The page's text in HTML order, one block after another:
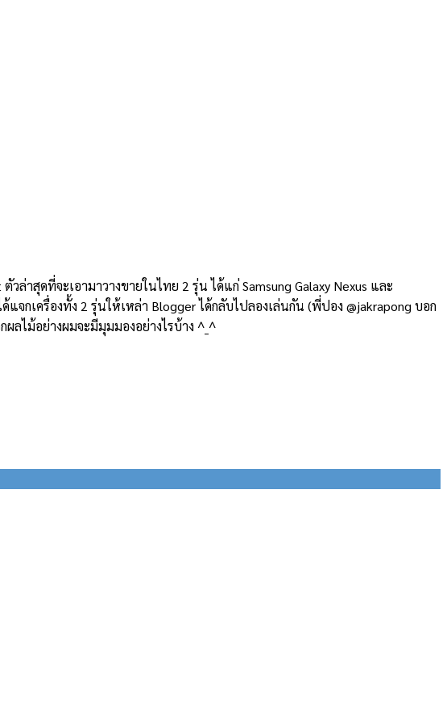
าสุดที่จะเอามาวางขายในไทย 2 รุ่น ได้แก่ Samsung Galaxy Nexus และ
จกเครื่องทั้ง 2 รุ่นให้เหล่า Blogger ได้กลับไปลองเล่นกัน (พี่ปอง @jakrapong บอก
ลไม้อย่างผมจะมีมุมมองอย่างไรบ้าง ^_^